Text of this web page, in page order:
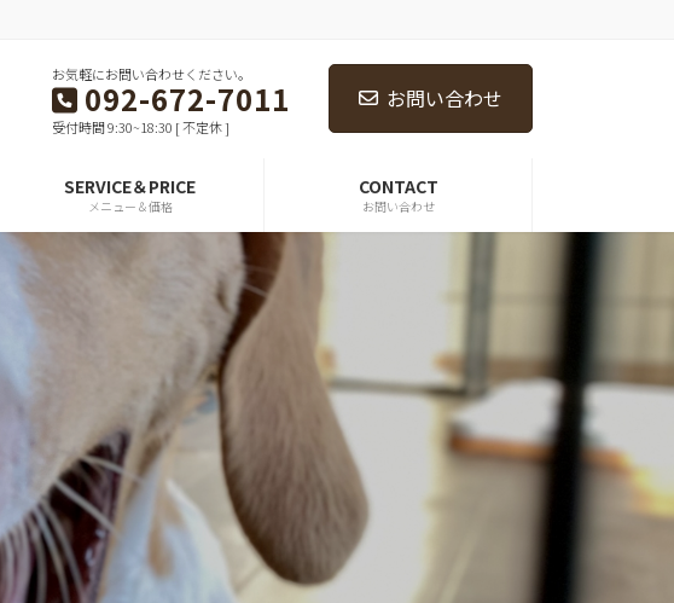
お気軽にお問い合わせください。
092-672-7011
受付時間 9:30~18:30 [ 不定休 ]
お問い合わせ
SERVICE＆PRICE
メニュー＆価格
CONTACT
お問い合わせ